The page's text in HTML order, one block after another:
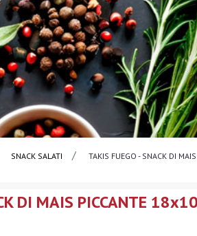
SNACK SALATI TAKIS FUEGO - SNACK DI
DI MAIS PICCANTE